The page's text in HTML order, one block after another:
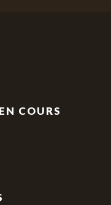
COURS